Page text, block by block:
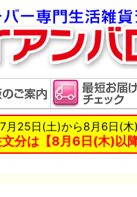
7月25日(土)から8月6日(木
文分は【8月6日(木)以